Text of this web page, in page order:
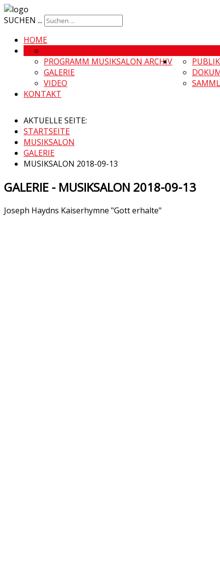
SUCHEN ...
HOME
PROGRAMM MUSIKSALON ARCHIV
GALERIE
VIDEO
KONTAKT
AKTUELLE SEITE:
STARTSEITE
MUSIKSALON
GALERIE
MUSIKSALON 2018-09-13
GALERIE - MUSIKSALON 2018-09-13
Joseph Haydns Kaiserhymne "Gott erhalte"